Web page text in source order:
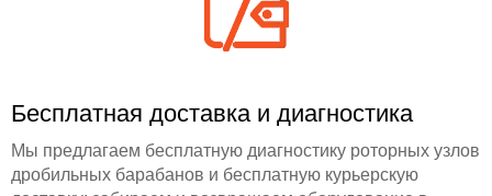
Бесплатная доставка и диагностика
Мы предлагаем бесплатную диагностику роторных узлов
дробильных барабанов и бесплатную курьерскую